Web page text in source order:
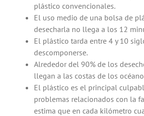
plástico convencionales.
El uso medio de una bolsa de
desecharla no llega a los 12
El plástico tarda entre 4 y 10
descomponerse.
Alrededor del 90% de los
llegan a las costas de los
El plástico es el principal
problemas relacionados con la
estima que en cada kilómetro